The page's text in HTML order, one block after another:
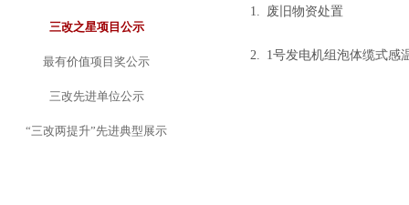
三改之星项目公示
最有价值项目奖公示
三改先进单位公示
“三改两提升”先进典型展示
1. 废旧物资处置
2. 1号发电机组泡体缆式感